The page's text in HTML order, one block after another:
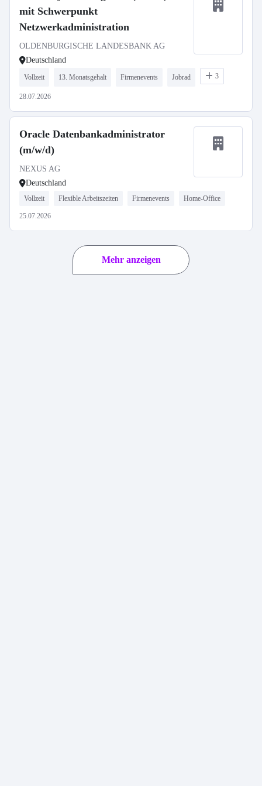
mit Schwerpunkt
Netzwerkadministration
OLDENBURGISCHE LANDESBANK AG
Deutschland
Vollzeit 13. Monatsgehalt Firmenevents Jobrad 3
28.07.2026
Oracle Datenbankadministrator
(m/w/d)
NEXUS AG
Deutschland
Vollzeit Flexible Arbeitszeiten Firmenevents Home-Office
25.07.2026
Mehr anzeigen